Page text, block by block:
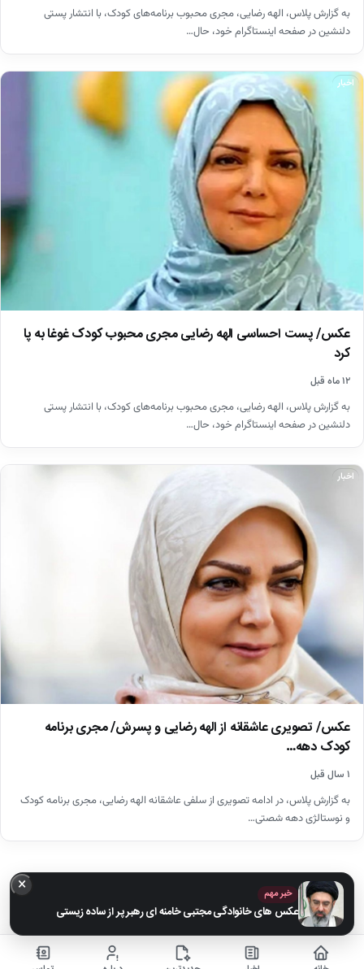
به گزارش پلاس، الهه رضایی، مجری محبوب برنامه‌های کودک، با انتشار پستی
دلنشین در صفحه اینستاگرام خود، حال…
اخبار
عکس/ پست احساسی الهه رضایی مجری محبوب کودک غوغا به پا
کرد
۱۲ ماه قبل
به گزارش پلاس، الهه رضایی، مجری محبوب برنامه‌های کودک، با انتشار پستی
دلنشین در صفحه اینستاگرام خود، حال…
اخبار
عکس/ تصویری عاشقانه از الهه رضایی و پسرش/ مجری برنامه
کودک دهه…
۱ سال قبل
به گزارش پلاس، در ادامه تصویری از سلفی عاشقانه الهه رضایی، مجری برنامه کودک
و نوستالژی دهه شصتی…
× خبر مهم
عکس های خانوادگی مجتبی خامنه ای رهبر پر از ساده زیستی